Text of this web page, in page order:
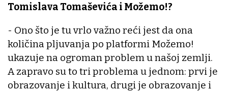
Tomislava Tomaševića i Možemo!?
- Ono što je tu vrlo važno reći jest da ona
količina pljuvanja po platformi Možemo!
ukazuje na ogroman problem u našoj zemlji.
A zapravo su to tri problema u jednom: prvi je
obrazovanje i kultura, drugi je obrazovanje i